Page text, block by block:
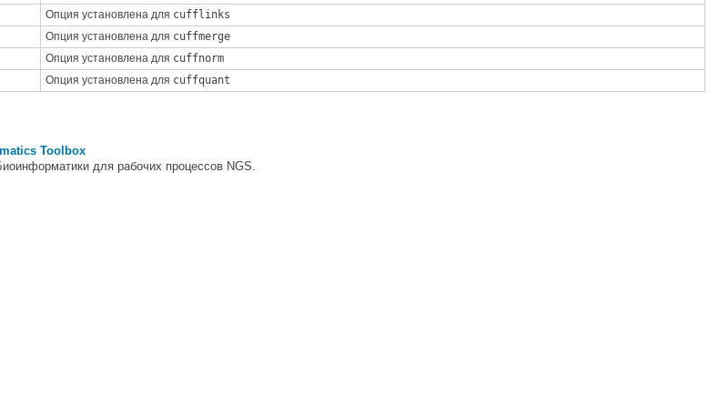
Опция установлена для cufflinks
Опция установлена для cuffmerge
Опция установлена для cuffnorm
Опция установлена для cuffquant
Toolbox
для рабочих процессов NGS.